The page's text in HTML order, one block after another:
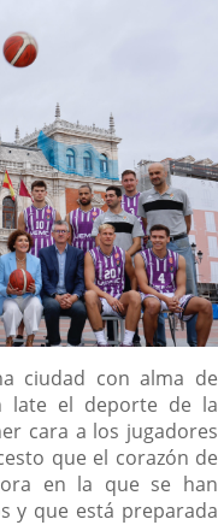
ciudad con alma de
late el deporte de la
cara a los jugadores
que el corazón de
en la que se han
y que está preparada